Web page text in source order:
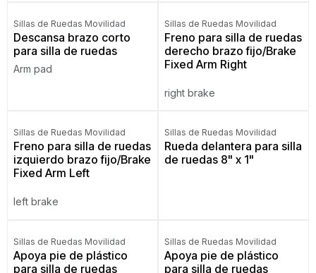
Sillas de Ruedas Movilidad
Descansa brazo corto
para silla de ruedas
Arm pad
Sillas de Ruedas Movilidad
Freno para silla de ruedas
derecho brazo fijo/Brake
Fixed Arm Right
right brake
Sillas de Ruedas Movilidad
Freno para silla de ruedas
izquierdo brazo fijo/Brake
Fixed Arm Left
left brake
Sillas de Ruedas Movilidad
Rueda delantera para silla
de ruedas 8" x 1"
Sillas de Ruedas Movilidad
Apoya pie de plástico
para silla de ruedas
Sillas de Ruedas Movilidad
Apoya pie de plástico
para silla de ruedas